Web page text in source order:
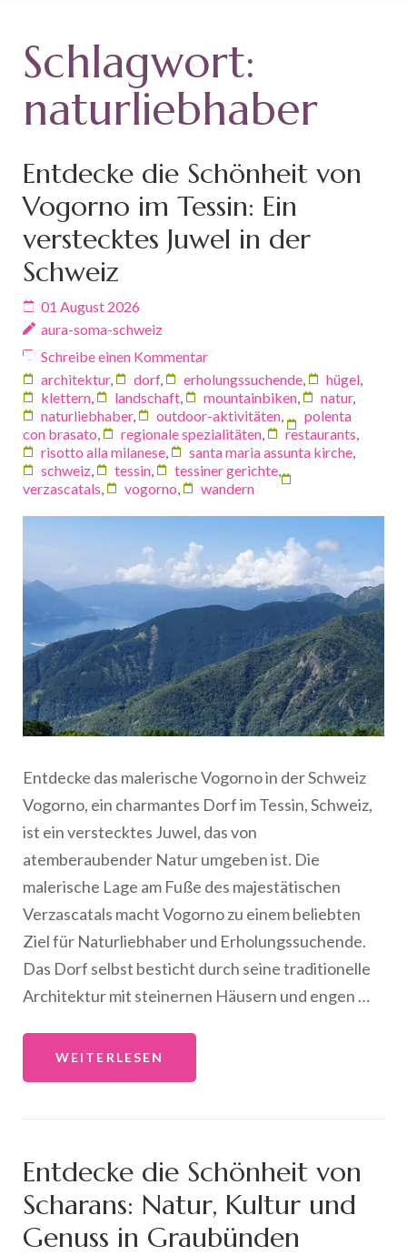
Schlagwort:
naturliebhaber
Entdecke die Schönheit von
Vogorno im Tessin: Ein
verstecktes Juwel in der
Schweiz
01 August 2026
aura-soma-schweiz
Schreibe einen Kommentar
architektur, dorf, erholungssuchende hügel
klettern
landschaft mountainbiken natur,
naturliebhaber, outdoor-aktivitäten
polenta
con brasato
regionale spezialitäten restaurants
risotto alla milanese
santa maria assunta kirche
schweiz
tessin tessiner gerichte
verzascatals
vogorno wandern
Entdecke das malerische Vogorno in der Schweiz
Vogorno, ein charmantes Dorf im Tessin, Schweiz,
ist ein verstecktes Juwel, das von
atemberaubender Natur umgeben ist. Die
malerische Lage am Fuße des majestätischen
Verzascatals macht Vogorno zu einem beliebten
Ziel für Naturliebhaber und Erholungssuchende.
Das Dorf selbst besticht durch seine traditionelle
Architektur mit steinernen Häusern und engen …
WEITERLESEN
Entdecke die Schönheit von
Scharans: Natur, Kultur und
Genuss in Graubünden